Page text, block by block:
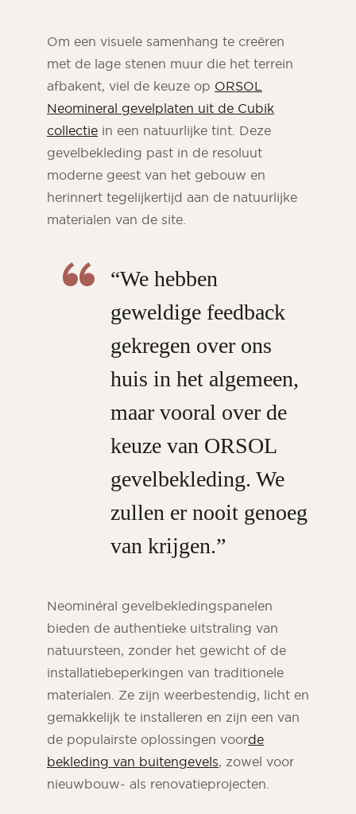
Om een visuele samenhang te creëren
met de lage stenen muur die het terrein
afbakent, viel de keuze op ORSOL
Neomineral gevelplaten uit de Cubik
collectie in een natuurlijke tint. Deze
gevelbekleding past in de resoluut
moderne geest van het gebouw en
herinnert tegelijkertijd aan de natuurlijke
materialen van de site.
“We hebben
geweldige feedback
gekregen over ons
huis in het algemeen,
maar vooral over de
keuze van ORSOL
gevelbekleding. We
zullen er nooit genoeg
van krijgen.”
Neominéral gevelbekledingspanelen
bieden de authentieke uitstraling van
natuursteen, zonder het gewicht of de
installatiebeperkingen van traditionele
materialen. Ze zijn weerbestendig, licht en
gemakkelijk te installeren en zijn een van
de populairste oplossingen voorde
bekleding van buitengevels, zowel voor
nieuwbouw- als renovatieprojecten.